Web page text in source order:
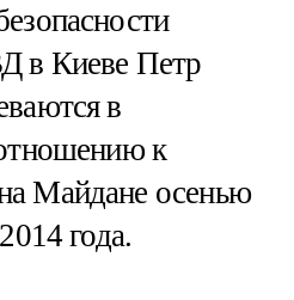
в Киеве Петр
в
к
Майдане осенью
года.